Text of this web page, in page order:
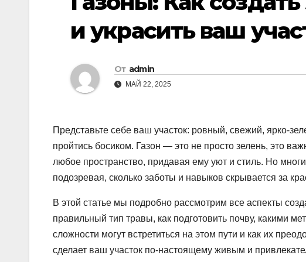
и украсить ваш
От admin
МАЙ 22, 2025
Представьте себе ваш участок: ровный, свежий, ярко-
пройтись босиком. Газон — это не просто зелень, это
любое пространство, придавая ему уют и стиль. Но
подозревая, сколько заботы и навыков скрывается за
В этой статье мы подробно рассмотрим все аспекты
правильный тип травы, как подготовить почву, какими
сложности могут встретиться на этом пути и как их
сделает ваш участок по-настоящему живым и